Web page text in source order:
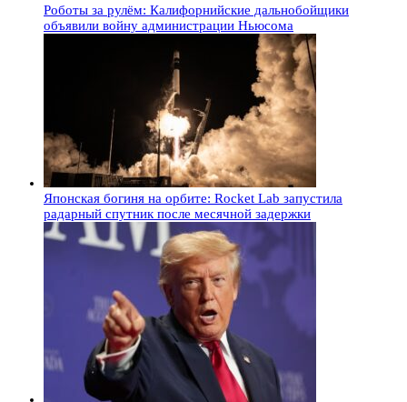
Роботы за рулём: Калифорнийские дальнобойщики
объявили войну администрации Ньюсома
Японская богиня на орбите: Rocket Lab запустила
радарный спутник после месячной задержки